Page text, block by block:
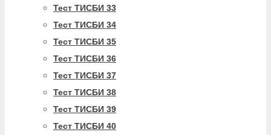
Тест ТИСБИ 33
Тест ТИСБИ 34
Тест ТИСБИ 35
Тест ТИСБИ 36
Тест ТИСБИ 37
Тест ТИСБИ 38
Тест ТИСБИ 39
Тест ТИСБИ 40